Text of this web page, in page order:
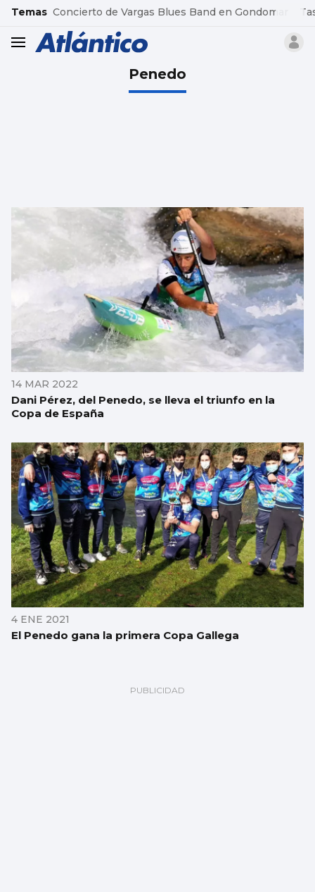
common.go-to-content
Temas Concierto de Vargas Blues Band en Gondomar
header.menu.open
Penedo
14 MAR 2022
Dani Pérez, del Penedo, se lleva el triunfo en la
Copa de España
4 ENE 2021
El Penedo gana la primera Copa Gallega